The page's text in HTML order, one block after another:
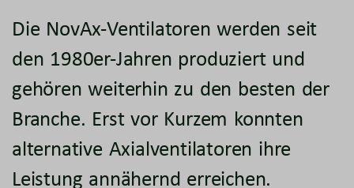
Die NovAx-Ventilatoren werden seit
den 1980er-Jahren produziert und
gehören weiterhin zu den besten der
Branche. Erst vor Kurzem konnten
alternative Axialventilatoren ihre
Leistung annähernd erreichen.